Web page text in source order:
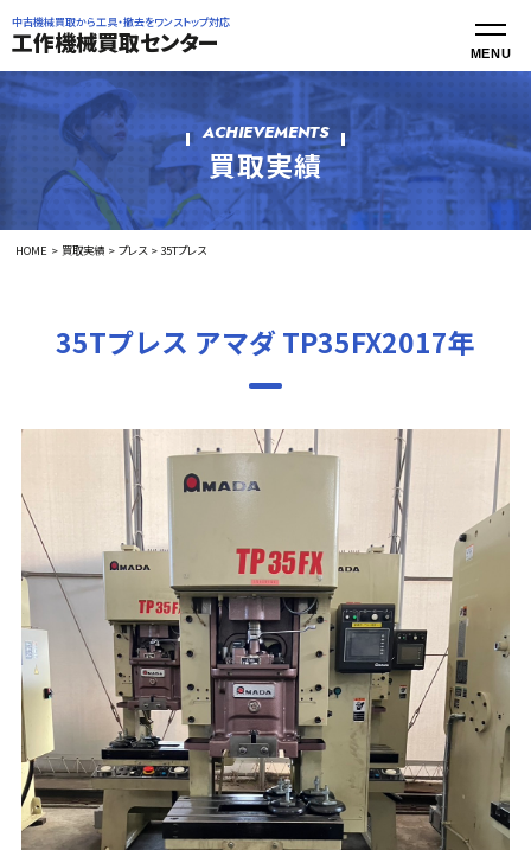
中古機械買取から工具・撤去をワンストップ対応
工作機械買取センター
ACHIEVEMENTS
買取実績
HOME 買取実績 プレス 35Tプレス
35Tプレス アマダ TP35FX2017年